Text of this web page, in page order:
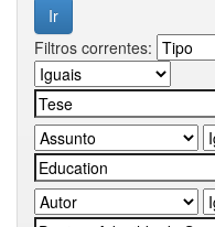
Filtros correntes: